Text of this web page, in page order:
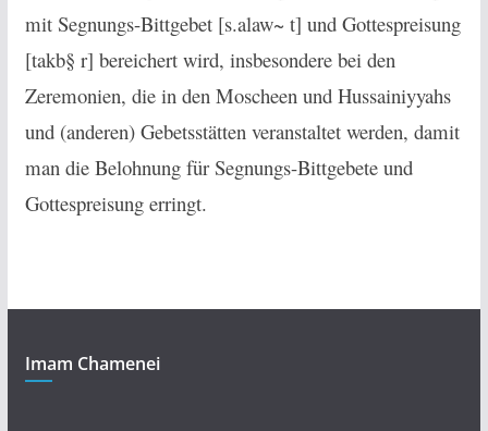
mit Segnungs-Bittgebet [s.alaw~ t] und Gottespreisung
[takb§ r] bereichert wird, insbesondere bei den
Zeremonien, die in den Moscheen und Hussainiyyahs
und (anderen) Gebetsstätten veranstaltet werden, damit
man die Belohnung für Segnungs-Bittgebete und
Gottespreisung erringt.
Imam Chamenei